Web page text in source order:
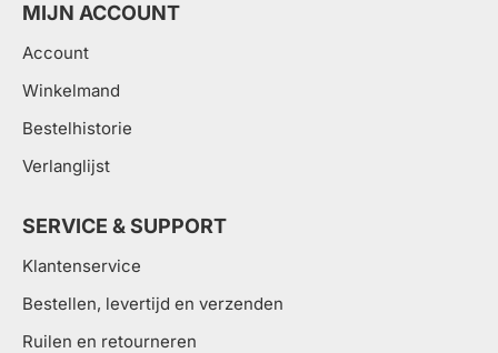
MIJN ACCOUNT
Account
Winkelmand
Bestelhistorie
Verlanglijst
SERVICE & SUPPORT
Klantenservice
Bestellen, levertijd en verzenden
Ruilen en retourneren